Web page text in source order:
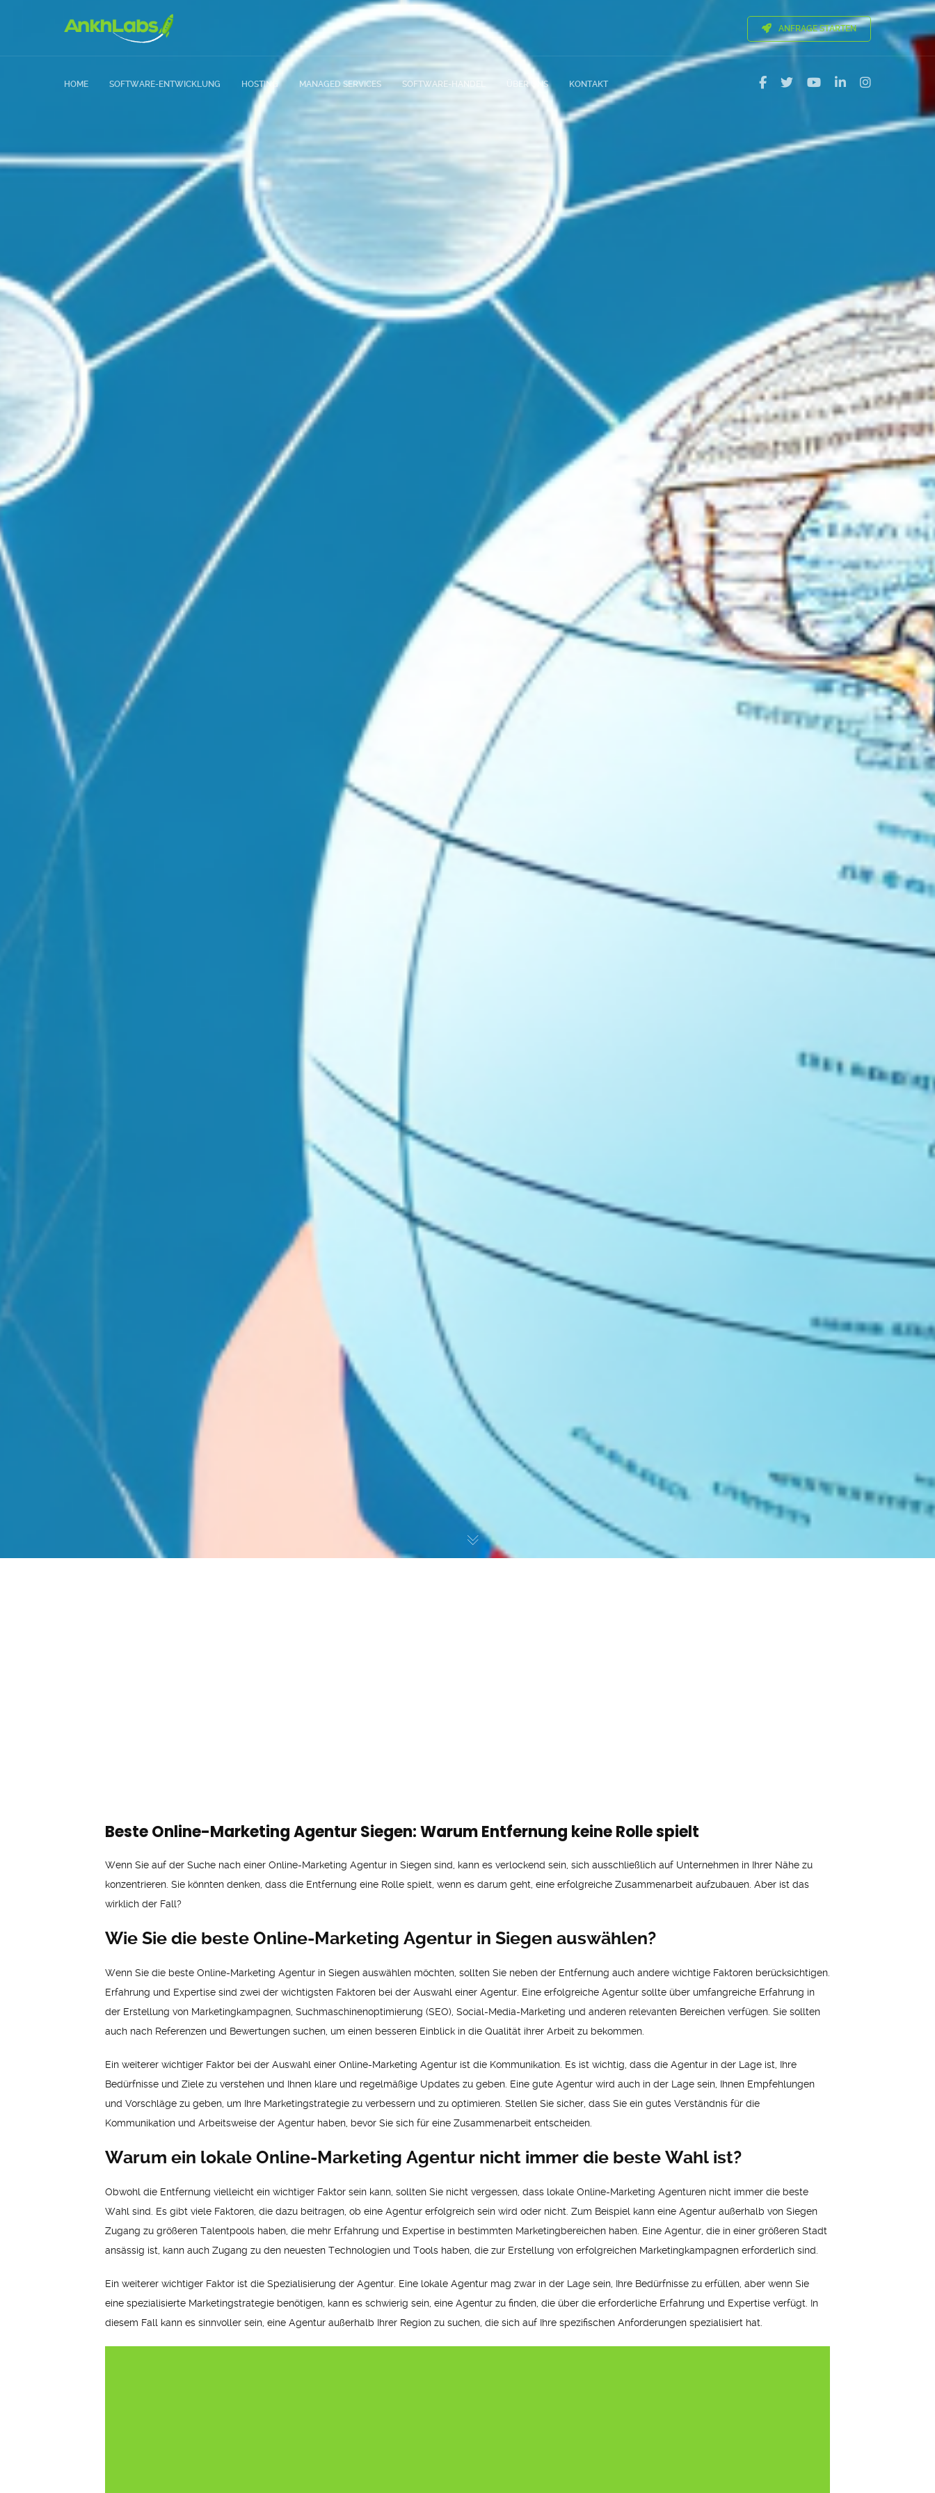
ANFRAGE STARTEN
HOME SOFTWARE-ENTWICKLUNG HOSTING MANAGED SERVICES SOFTWARE-HANDEL ÜBER UNS KONTAKT
Beste Online-Marketing Agentur Siegen: Warum Entfernung keine Rolle spielt
Wenn Sie auf der Suche nach einer Online-Marketing Agentur in Siegen sind, kann es verlockend sein, sich ausschließlich auf Unternehmen in Ihrer Nähe zu
konzentrieren. Sie könnten denken, dass die Entfernung eine Rolle spielt, wenn es darum geht, eine erfolgreiche Zusammenarbeit aufzubauen. Aber ist das
wirklich der Fall?
Wie Sie die beste Online-Marketing Agentur in Siegen auswählen?
Wenn Sie die beste Online-Marketing Agentur in Siegen auswählen möchten, sollten Sie neben der Entfernung auch andere wichtige Faktoren berücksichtigen.
Erfahrung und Expertise sind zwei der wichtigsten Faktoren bei der Auswahl einer Agentur. Eine erfolgreiche Agentur sollte über umfangreiche Erfahrung in
der Erstellung von Marketingkampagnen, Suchmaschinenoptimierung (SEO), Social-Media-Marketing und anderen relevanten Bereichen verfügen. Sie sollten
auch nach Referenzen und Bewertungen suchen, um einen besseren Einblick in die Qualität ihrer Arbeit zu bekommen.
Ein weiterer wichtiger Faktor bei der Auswahl einer Online-Marketing Agentur ist die Kommunikation. Es ist wichtig, dass die Agentur in der Lage ist, Ihre
Bedürfnisse und Ziele zu verstehen und Ihnen klare und regelmäßige Updates zu geben. Eine gute Agentur wird auch in der Lage sein, Ihnen Empfehlungen
und Vorschläge zu geben, um Ihre Marketingstrategie zu verbessern und zu optimieren. Stellen Sie sicher, dass Sie ein gutes Verständnis für die
Kommunikation und Arbeitsweise der Agentur haben, bevor Sie sich für eine Zusammenarbeit entscheiden.
Warum ein lokale Online-Marketing Agentur nicht immer die beste Wahl ist?
Obwohl die Entfernung vielleicht ein wichtiger Faktor sein kann, sollten Sie nicht vergessen, dass lokale Online-Marketing Agenturen nicht immer die beste
Wahl sind. Es gibt viele Faktoren, die dazu beitragen, ob eine Agentur erfolgreich sein wird oder nicht. Zum Beispiel kann eine Agentur außerhalb von Siegen
Zugang zu größeren Talentpools haben, die mehr Erfahrung und Expertise in bestimmten Marketingbereichen haben. Eine Agentur, die in einer größeren Stadt
ansässig ist, kann auch Zugang zu den neuesten Technologien und Tools haben, die zur Erstellung von erfolgreichen Marketingkampagnen erforderlich sind.
Ein weiterer wichtiger Faktor ist die Spezialisierung der Agentur. Eine lokale Agentur mag zwar in der Lage sein, Ihre Bedürfnisse zu erfüllen, aber wenn Sie
eine spezialisierte Marketingstrategie benötigen, kann es schwierig sein, eine Agentur zu finden, die über die erforderliche Erfahrung und Expertise verfügt. In
diesem Fall kann es sinnvoller sein, eine Agentur außerhalb Ihrer Region zu suchen, die sich auf Ihre spezifischen Anforderungen spezialisiert hat.